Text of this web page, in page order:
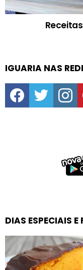
IGUARIA NAS
facebooktwitter
DIAS ESPECIAIS E